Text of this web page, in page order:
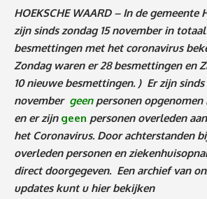
HOEKSCHE WAARD – In de gemeente
zijn sindszondag 15 novemberin totaal
besmettingen met het coronavirus
Zondag waren er 28 besmettingen en
10 nieuwe besmettingen. ) Er zijn sinds
november geenpersonen opgenomen
en er zijn geen personen overleden
het Coronavirus. Door achterstanden
overleden personen en
direct doorgegeven. Een archief van
updates kunt u hierbekijken